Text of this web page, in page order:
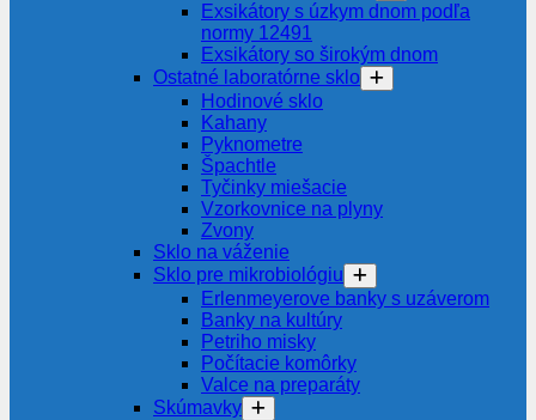
Exsikátory s úzkym dnom podľa
normy 12491
Exsikátory so širokým dnom
Ostatné laboratórne sklo
Hodinové sklo
Kahany
Pyknometre
Špachtle
Tyčinky miešacie
Vzorkovnice na plyny
Zvony
Sklo na váženie
Sklo pre mikrobiológiu
Erlenmeyerove banky s uzáverom
Banky na kultúry
Petriho misky
Počítacie komôrky
Valce na preparáty
Skúmavky